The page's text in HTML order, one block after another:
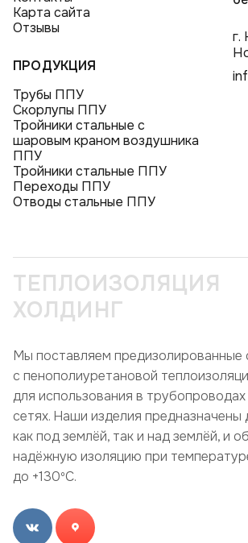
Карта сайта
Отзывы
ПРОДУКЦИЯ
Трубы ППУ
Скорлупы ППУ
Тройники стальные с
шаровым краном воздушника
ППУ
Тройники стальные ППУ
Переходы ППУ
Отводы стальные ППУ
г.
ТЕПЛОИЗОЛЯЦИЯ
ХОЛДИНГ
Мы поставляем предизолированные
с пенополиуретановой
для использования в
сетях. Наши изделия предназначены
как под землёй, так и над землёй, и
надёжную изоляцию при
до +130ºC.